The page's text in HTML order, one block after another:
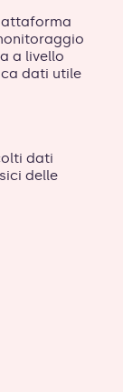
a livello
dati utile
dati
delle